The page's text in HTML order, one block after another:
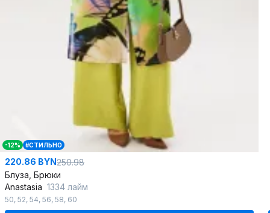
-12% #СТИЛЬНО
220.86 BYN250.98
Блуза, Брюки
Anastasia 1334 лайм
50, 52, 54, 56, 58, 60